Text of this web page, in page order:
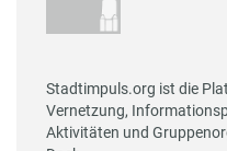
Stadtimpuls.org ist die
Vernetzung,
Aktivitäten und